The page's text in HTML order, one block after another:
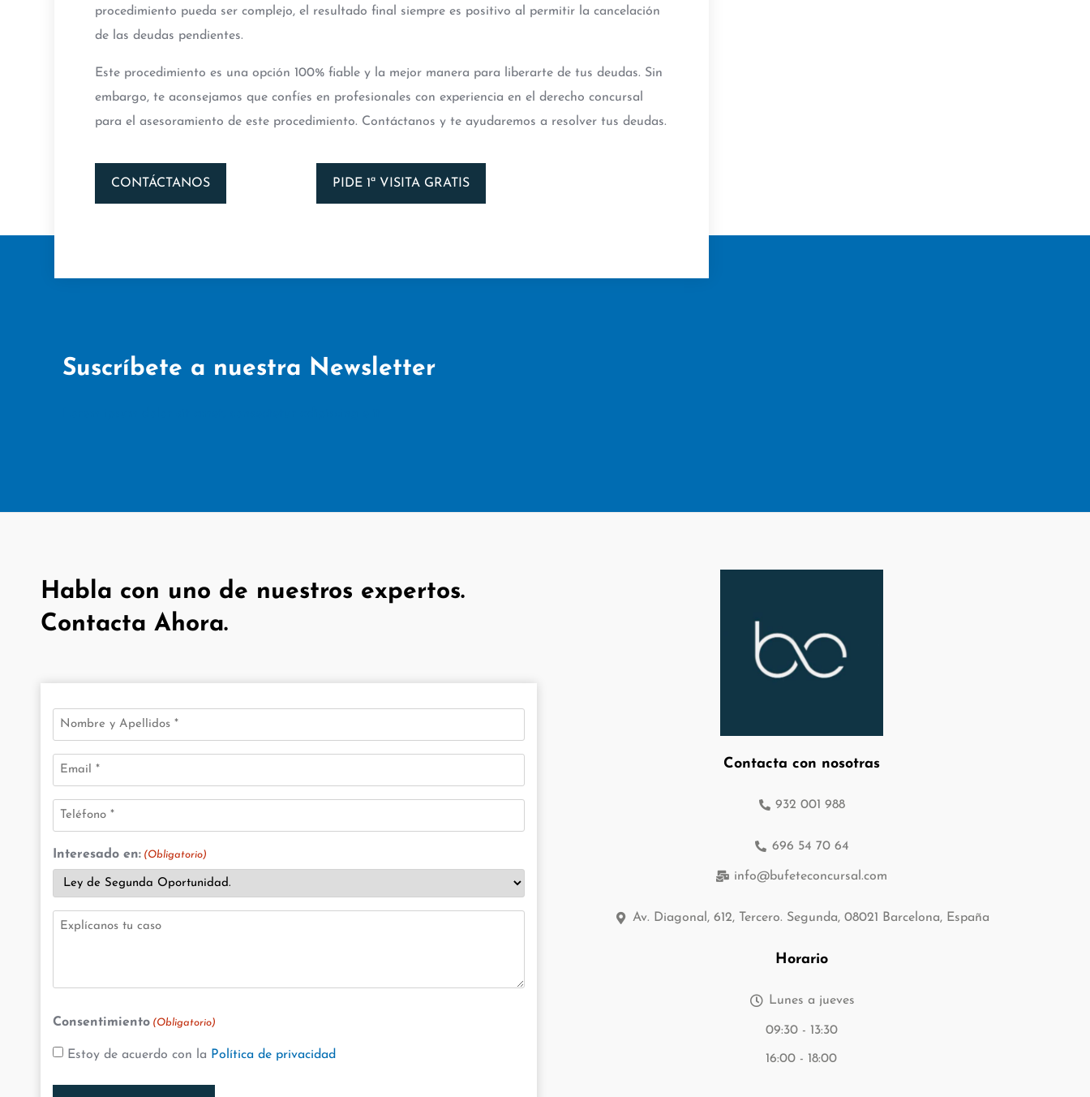
procedimiento pueda ser complejo, el resultado final siempre es positivo al permitir la cancelación
de las deudas pendientes.
Este procedimiento es una opción 100% fiable y la mejor manera para liberarte de tus deudas. Sin
embargo, te aconsejamos que confíes en profesionales con experiencia en el derecho concursal
para el asesoramiento de este procedimiento. Contáctanos y te ayudaremos a resolver tus deudas.
CONTÁCTANOS PIDE 1ª VISITA GRATIS
Suscríbete a nuestra Newsletter
Habla con uno de nuestros expertos.
Contacta Ahora.
Nombre
(Obligatorio)
Email
(Obligatorio)
Teléfono
(Obligatorio)
Interesado en: (Obligatorio)
Explícanos
tu
Consentimiento (Obligatorio)
Estoy de acuerdo con la Política de privacidad
Contacta con nosotras
932 001 988
696 54 70 64
info@bufeteconcursal.com
Av. Diagonal, 612, Tercero. Segunda, 08021 Barcelona, España
Horario
Lunes a jueves
09:30 - 13:30
16:00 - 18:00